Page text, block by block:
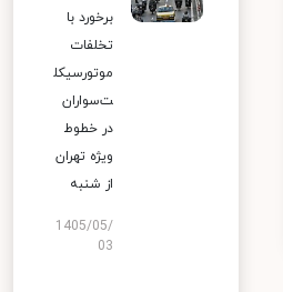
برخورد با
تخلفات
موتورسیکل
ت‌سواران
در خطوط
ویژه تهران
از شنبه
1405/05/
03